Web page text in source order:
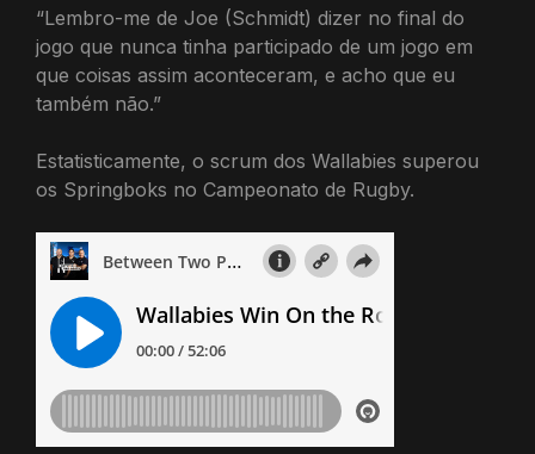
“Lembro-me de Joe (Schmidt) dizer no final do
jogo que nunca tinha participado de um jogo em
que coisas assim aconteceram, e acho que eu
também não.”
Estatisticamente, o scrum dos Wallabies superou
os Springboks no Campeonato de Rugby.